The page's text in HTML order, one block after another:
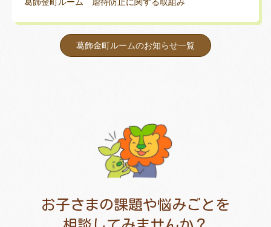
葛飾金町ルームのお知らせ一覧
お子さまの課題や悩みごとを